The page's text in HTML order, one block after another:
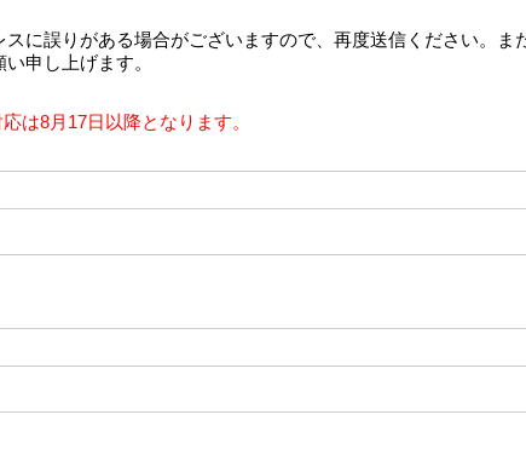
に誤りがある場合がございますので、再度送信ください。
申し上げます。
は8月17日以降となります。